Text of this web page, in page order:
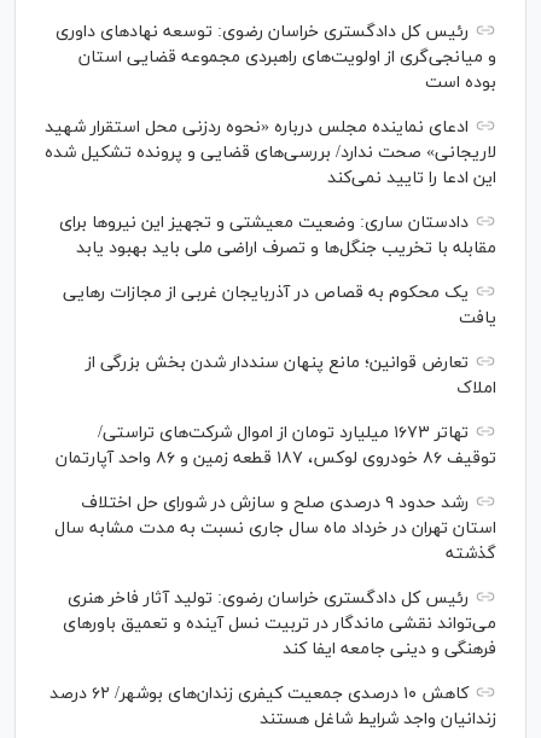
رئیس کل دادگستری خراسان رضوی: توسعه نهاد‌های داوری
و میانجی‌گری از اولویت‌های راهبردی مجموعه قضایی استان
بوده است
ادعای نماینده مجلس درباره «نحوه ردزنی محل استقرار شهید
لاریجانی» صحت ندارد/ بررسی‌های قضایی و پرونده تشکیل شده
این ادعا را تایید نمی‌کند
دادستان ساری: وضعیت معیشتی و تجهیز این نیرو‌ها برای
مقابله با تخریب جنگل‌ها و تصرف اراضی ملی باید بهبود یابد
یک محکوم به قصاص در آذربایجان‌ غربی از مجازات رهایی
یافت
تعارض قوانین؛ مانع پنهان سنددار شدن بخش بزرگی از
املاک
تهاتر ۱۶۷۳ میلیارد تومان از اموال شرکت‌های تراستی/
توقیف ۸۶ خودروی لوکس، ۱۸۷ قطعه زمین و ۸۶ واحد آپارتمان
رشد حدود ۹ درصدی صلح و سازش در شورای حل اختلاف
استان تهران در خرداد ماه سال جاری نسبت به مدت مشابه سال
گذشته
رئیس کل دادگستری خراسان رضوی: تولید آثار فاخر هنری
می‌تواند نقشی ماندگار در تربیت نسل آینده و تعمیق باور‌های
فرهنگی و دینی جامعه ایفا کند
کاهش ۱۰ درصدی جمعیت کیفری زندان‌های بوشهر/ ۶۲ درصد
زندانیان واجد شرایط شاغل هستند